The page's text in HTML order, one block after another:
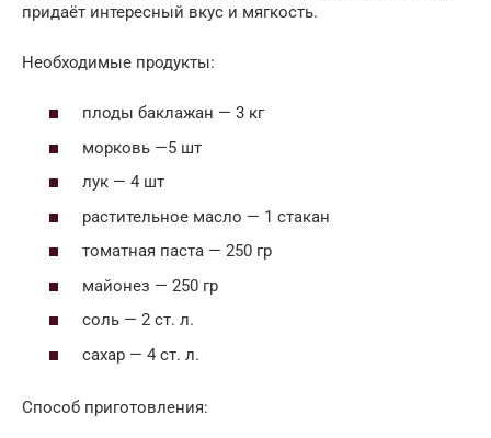
придаёт интересный вкус и мягкость.
Необходимые продукты:
плоды баклажан — 3 кг
морковь —5 шт
лук — 4 шт
растительное масло — 1 стакан
томатная паста — 250 гр
майонез — 250 гр
соль — 2 ст. л.
сахар — 4 ст. л.
Способ приготовления: